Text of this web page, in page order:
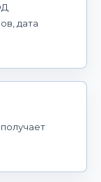
дата